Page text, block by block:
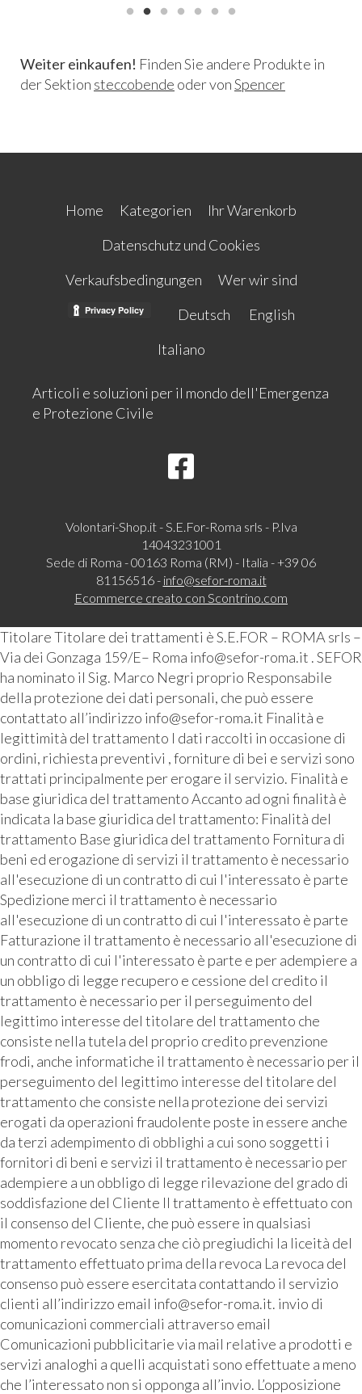
Weiter einkaufen! Finden Sie andere Produkte in
der Sektion steccobende oder vonSpencer
Home Kategorien
Ihr Warenkorb
Datenschutz und Cookies
Verkaufsbedingungen
Wer wir sind
Deutsch
English
Italiano
Articoli e soluzioni per il mondo dell'Emergenza
e Protezione Civile
Volontari-Shop.it - S.E.For-Roma srls - P.Iva
14043231001
Sede di Roma - 00163 Roma (RM) - Italia - +39 06
81156516 - info@sefor-roma.it
Ecommerce creato con Scontrino.com
Titolare Titolare dei trattamenti è S.E.FOR – ROMA srls –
Via dei Gonzaga 159/E– Roma info@sefor-roma.it . SEFOR
ha nominato il Sig. Marco Negri proprio Responsabile
della protezione dei dati personali, che può essere
contattato all’indirizzo info@sefor-roma.it Finalità e
legittimità del trattamento I dati raccolti in occasione di
ordini, richiesta preventivi , forniture di bei e servizi sono
trattati principalmente per erogare il servizio. Finalità e
base giuridica del trattamento Accanto ad ogni finalità è
indicata la base giuridica del trattamento: Finalità del
trattamento Base giuridica del trattamento Fornitura di
beni ed erogazione di servizi il trattamento è necessario
all'esecuzione di un contratto di cui l'interessato è parte
Spedizione merci il trattamento è necessario
all'esecuzione di un contratto di cui l'interessato è parte
Fatturazione il trattamento è necessario all'esecuzione di
un contratto di cui l'interessato è parte e per adempiere a
un obbligo di legge recupero e cessione del credito il
trattamento è necessario per il perseguimento del
legittimo interesse del titolare del trattamento che
consiste nella tutela del proprio credito prevenzione
frodi, anche informatiche il trattamento è necessario per il
perseguimento del legittimo interesse del titolare del
trattamento che consiste nella protezione dei servizi
erogati da operazioni fraudolente poste in essere anche
da terzi adempimento di obblighi a cui sono soggetti i
fornitori di beni e servizi il trattamento è necessario per
adempiere a un obbligo di legge rilevazione del grado di
soddisfazione del Cliente Il trattamento è effettuato con
il consenso del Cliente, che può essere in qualsiasi
momento revocato senza che ciò pregiudichi la liceità del
trattamento effettuato prima della revoca La revoca del
consenso può essere esercitata contattando il servizio
clienti all’indirizzo email info@sefor-roma.it. invio di
comunicazioni commerciali attraverso email
Comunicazioni pubblicitarie via mail relative a prodotti e
servizi analoghi a quelli acquistati sono effettuate a meno
che l’interessato non si opponga all’invio. L’opposizione